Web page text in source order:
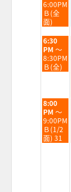
日,
8
月
18th
2026
6:00PM
Ｂ(全
面)
火
曜
日,
8
月
6:30
PM ～
8:30PM
Ｂ(全)
火
曜
日,
8
月
18th
8:00
PM ～
9:00PM
Ｂ(1/2
面) 31